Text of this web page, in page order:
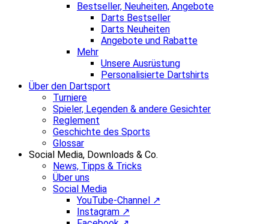
Bestseller, Neuheiten, Angebote
Darts Bestseller
Darts Neuheiten
Angebote und Rabatte
Mehr
Unsere Ausrüstung
Personalisierte Dartshirts
Über den Dartsport
Turniere
Spieler, Legenden & andere Gesichter
Reglement
Geschichte des Sports
Glossar
Social Media, Downloads & Co.
News, Tipps & Tricks
Über uns
Social Media
YouTube-Channel ↗
Instagram ↗